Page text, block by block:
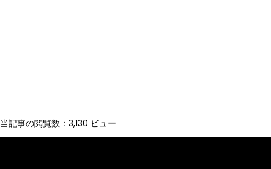
当記事の閲覧数：3,130 ビュー